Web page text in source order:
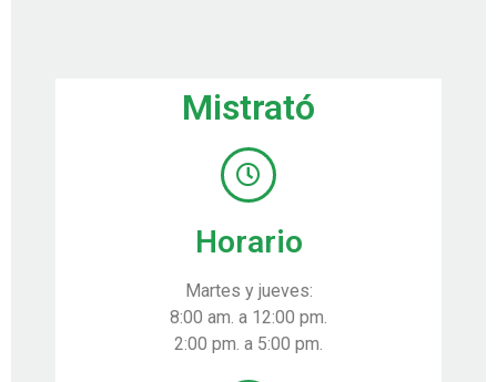
Mistrató
Horario
Martes y jueves:
8:00 am. a 12:00 pm.
2:00 pm. a 5:00 pm.